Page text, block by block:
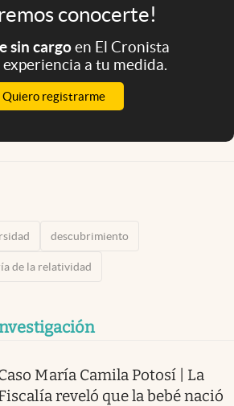
conocerte!
sin cargoen El Cronista
a tu medida.
Quiero registrarme
descubrimiento
de la relatividad
María Camila Potosí | La
reveló que la bebé nació